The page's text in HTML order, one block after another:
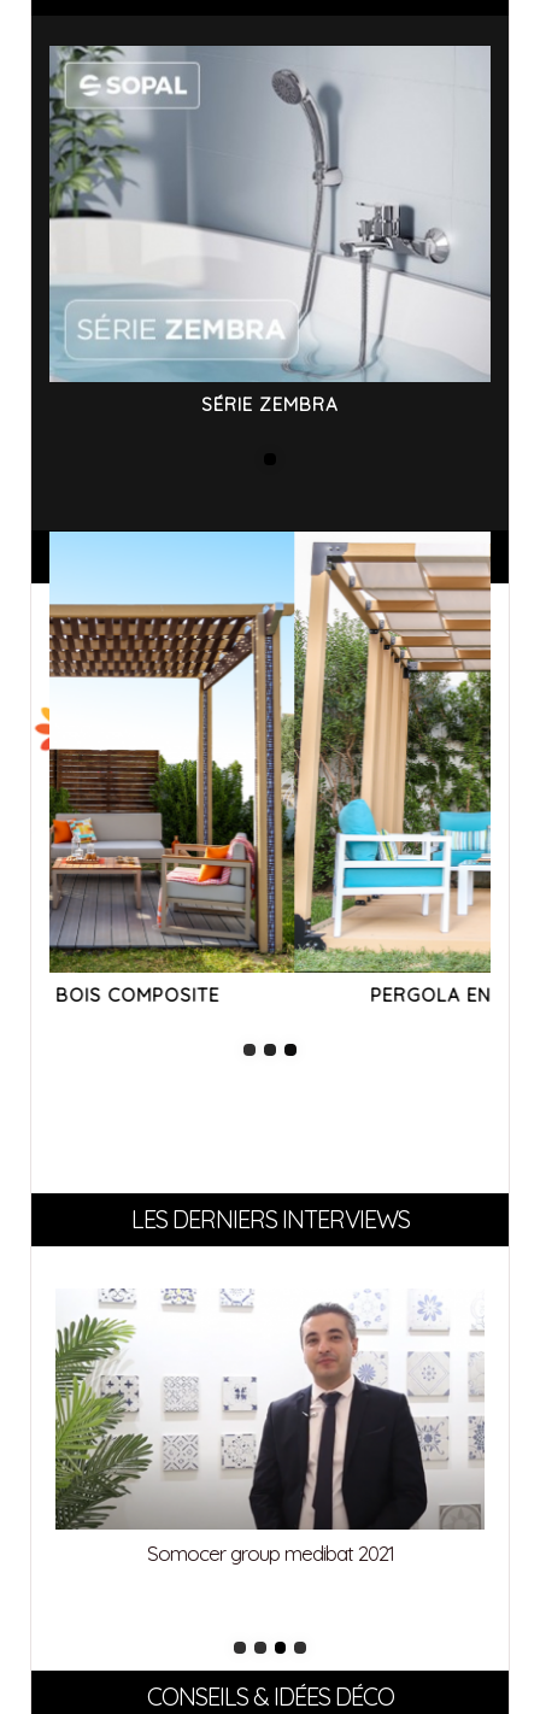
SÉRIE ZEMBRA
ANNONCES SPONSORISÉES
PERGOLA EN BOIS COMPOSITE
LES DERNIERS INTERVIEWS
Somocer group medibat 2021
CONSEILS & IDÉES DÉCO